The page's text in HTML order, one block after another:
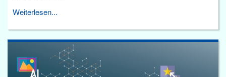
Weiterlesen...